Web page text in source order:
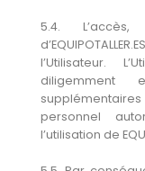
5.4.
l’Utilisateur.
diligemment
personnel
l’utilisation de